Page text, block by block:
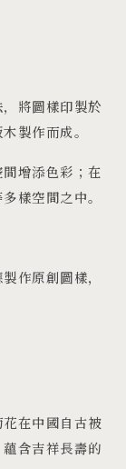
將圖樣印製於
製作而成。
增添色彩；在
樣空間之中。
作原創圖樣，
在中國自古被
含吉祥長壽的